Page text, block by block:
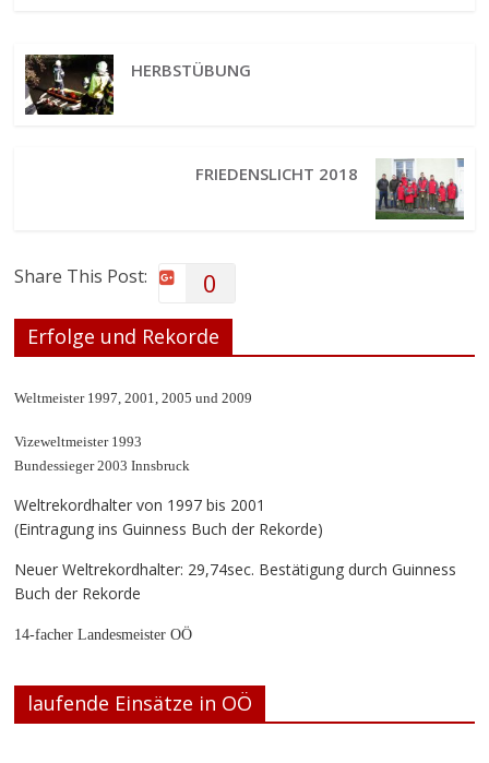
HERBSTÜBUNG
FRIEDENSLICHT 2018
Share This Post: 0
Erfolge und Rekorde
Weltmeister 1997, 2001, 2005 und 2009
Vizeweltmeister 1993
Bundessieger 2003 Innsbruck
Weltrekordhalter von 1997 bis 2001
(Eintragung ins Guinness Buch der Rekorde)
Neuer Weltrekordhalter: 29,74sec. Bestätigung durch Guinness
Buch der Rekorde
14-facher Landesmeister OÖ
laufende Einsätze in OÖ